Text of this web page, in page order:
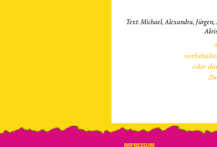
Text: Michael, Alexandra,
oder
IMPRESSUM